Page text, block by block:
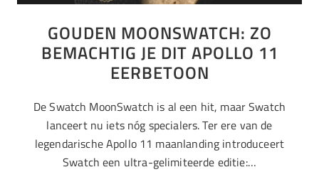
GOUDEN MOONSWATCH: ZO
BEMACHTIG JE DIT APOLLO 11
EERBETOON
De Swatch MoonSwatch is al een hit, maar Swatch
lanceert nu iets nóg specialers. Ter ere van de
legendarische Apollo 11 maanlanding introduceert
Swatch een ultra-gelimiteerde editie:…